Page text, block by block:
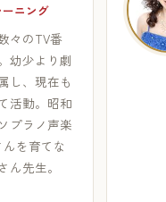
ニング
々のTV番
幼少より劇
し、現在も
活動。昭和
プラノ声楽
を育てな
ん先生。